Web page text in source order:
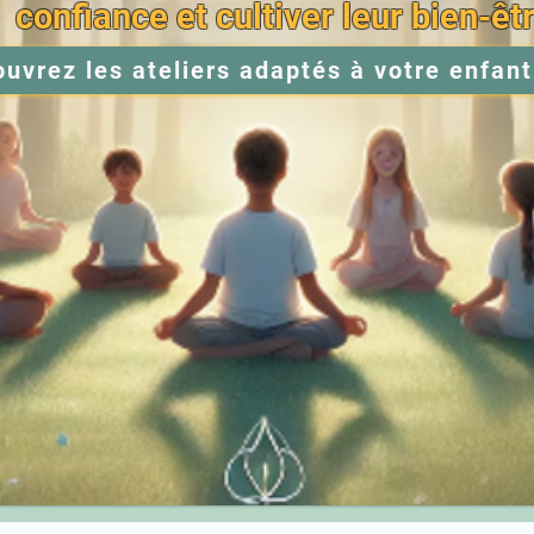
confiance et cultiver leur bien-
les ateliers adaptés à votre enfant